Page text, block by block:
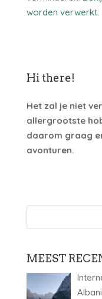
worden verwerkt.
Hi there!
Het zal je niet
allergrootste
daarom graag
avonturen.
MEEST